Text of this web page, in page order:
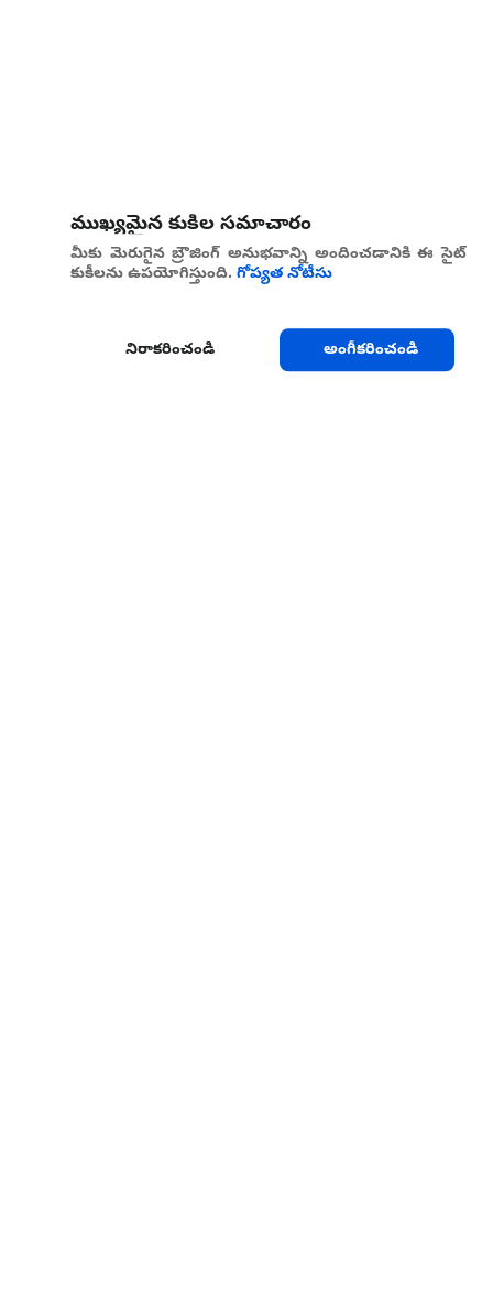
ముఖ్యమైన కుకీల సమాచారం
మీకు మెరుగైన బ్రౌజింగ్ అనుభవాన్ని అందించడానికి ఈ సైట్
కుకీలను ఉపయోగిస్తుంది. గోప్యత నోటీసు
నిరాకరించండి అంగీకరించండి